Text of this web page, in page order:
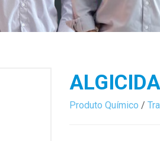
Produto Químico /